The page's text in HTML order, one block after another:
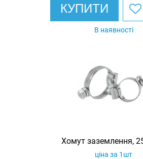
КУПИТИ
В наявності
Хомут заземлення,
ціна за 1шт